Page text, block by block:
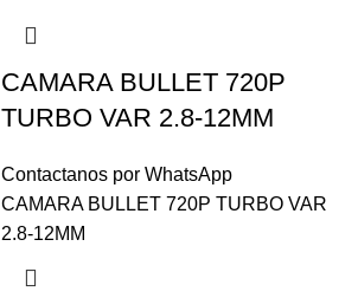
CAMARA BULLET 720P
TURBO VAR 2.8-12MM
Contactanos por WhatsApp
CAMARA BULLET 720P TURBO VAR
2.8-12MM